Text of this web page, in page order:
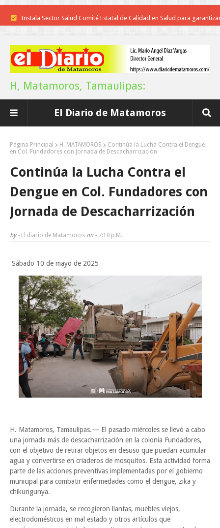
Instala Sector Salud Comité Estatal de Calidad en Salud para
Inicia el ayuntamiento pavimentación de la calle Miguel Alemán en
La UAT, Gobierno del Estado y ganaderos consolidan proyecto
Tam”
Disney reconoce a nivel mundial talento de estudiante de la UAT
Inicia el ayuntamiento pavimentación de la calle Ingenieros en la
Alberto Carrera Torres
Prepara la UAT el arranque del ciclo escolar Otoño 2026
A Tamaulipas…le llueve sobre mojado
Viernes, 7 Agosto
H, Matamoros, Tamaulipas:
El Diario de Matamoros
Página Principal H. MATAMOROS
Continúa la Lucha Contra el Dengue
en Col. Fundadores con Jornada de Descacharrización
Continúa la Lucha Contra el
Dengue en Col. Fundadores con
Jornada de Descacharrización
by - El diario de Matamoros on - 7:10 P.m.
Sábado 10 de mayo de 2025
H. Matamoros, Tamaulipas.— El pasado miércoles se llevó a cabo
una jornada más de descacharrización en la colonia Fundadores,
con el objetivo de retirar objetos en desuso que puedan acumular
agua y convertirse en criaderos de mosquitos. Esta actividad forma
parte de las acciones preventivas implementadas por el gobierno
municipal para combatir enfermedades como el dengue, zika y
chikungunya.
Durante la jornada, se recogieron llantas, muebles viejos,
electrodomésticos en mal estado y otros artículos que